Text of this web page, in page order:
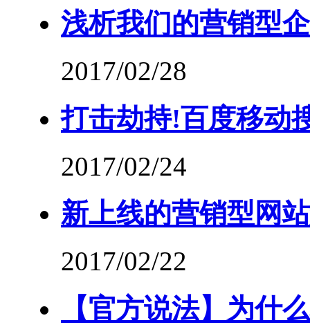
浅析我们的营销型
2017/02/28
打击劫持!百度移动
2017/02/24
新上线的营销型网
2017/02/22
【官方说法】为什